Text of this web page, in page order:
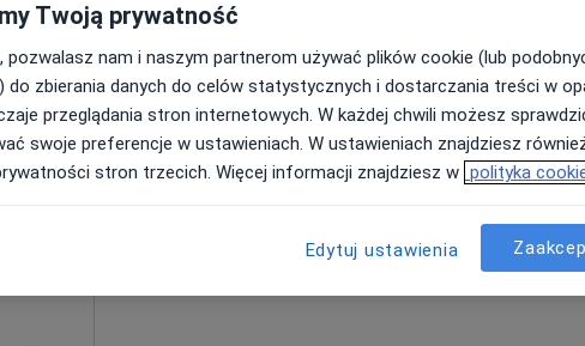
Dziś
7 Sie
Jutro
8 Sie
Ndz,
9 Sie
Pon,
10 Sie
Umawianie online nie jest dostępne
Twoją prywatność
pozwalasz nam i naszym partnerom używać plików cookie (lub
do zbierania danych do celów statystycznych i dostarczania treści w
przeglądania stron internetowych. W każdej chwili możesz
swoje preferencje w ustawieniach. W ustawieniach znajdziesz
stron trzecich. Więcej informacji znajdziesz w polityka
Edytuj ustawienia